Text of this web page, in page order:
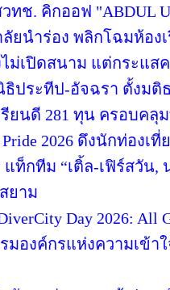
วทช. คิกออฟ "ABDUL
ลัยนำร่อง พลิกโฉมห้อง
ม่เปิดสนาม แต่กระแส
ประทีป-อัจฉรา ตั้งมติ
ยนดี 281 ทุน ครอบคลุ
2026 ดึงนักท่องเ
แท็กทีม “เติ้ล-เฟิร์สวัน
ยาม
Day 2026: All
มองค์กรแห่งความเข้า